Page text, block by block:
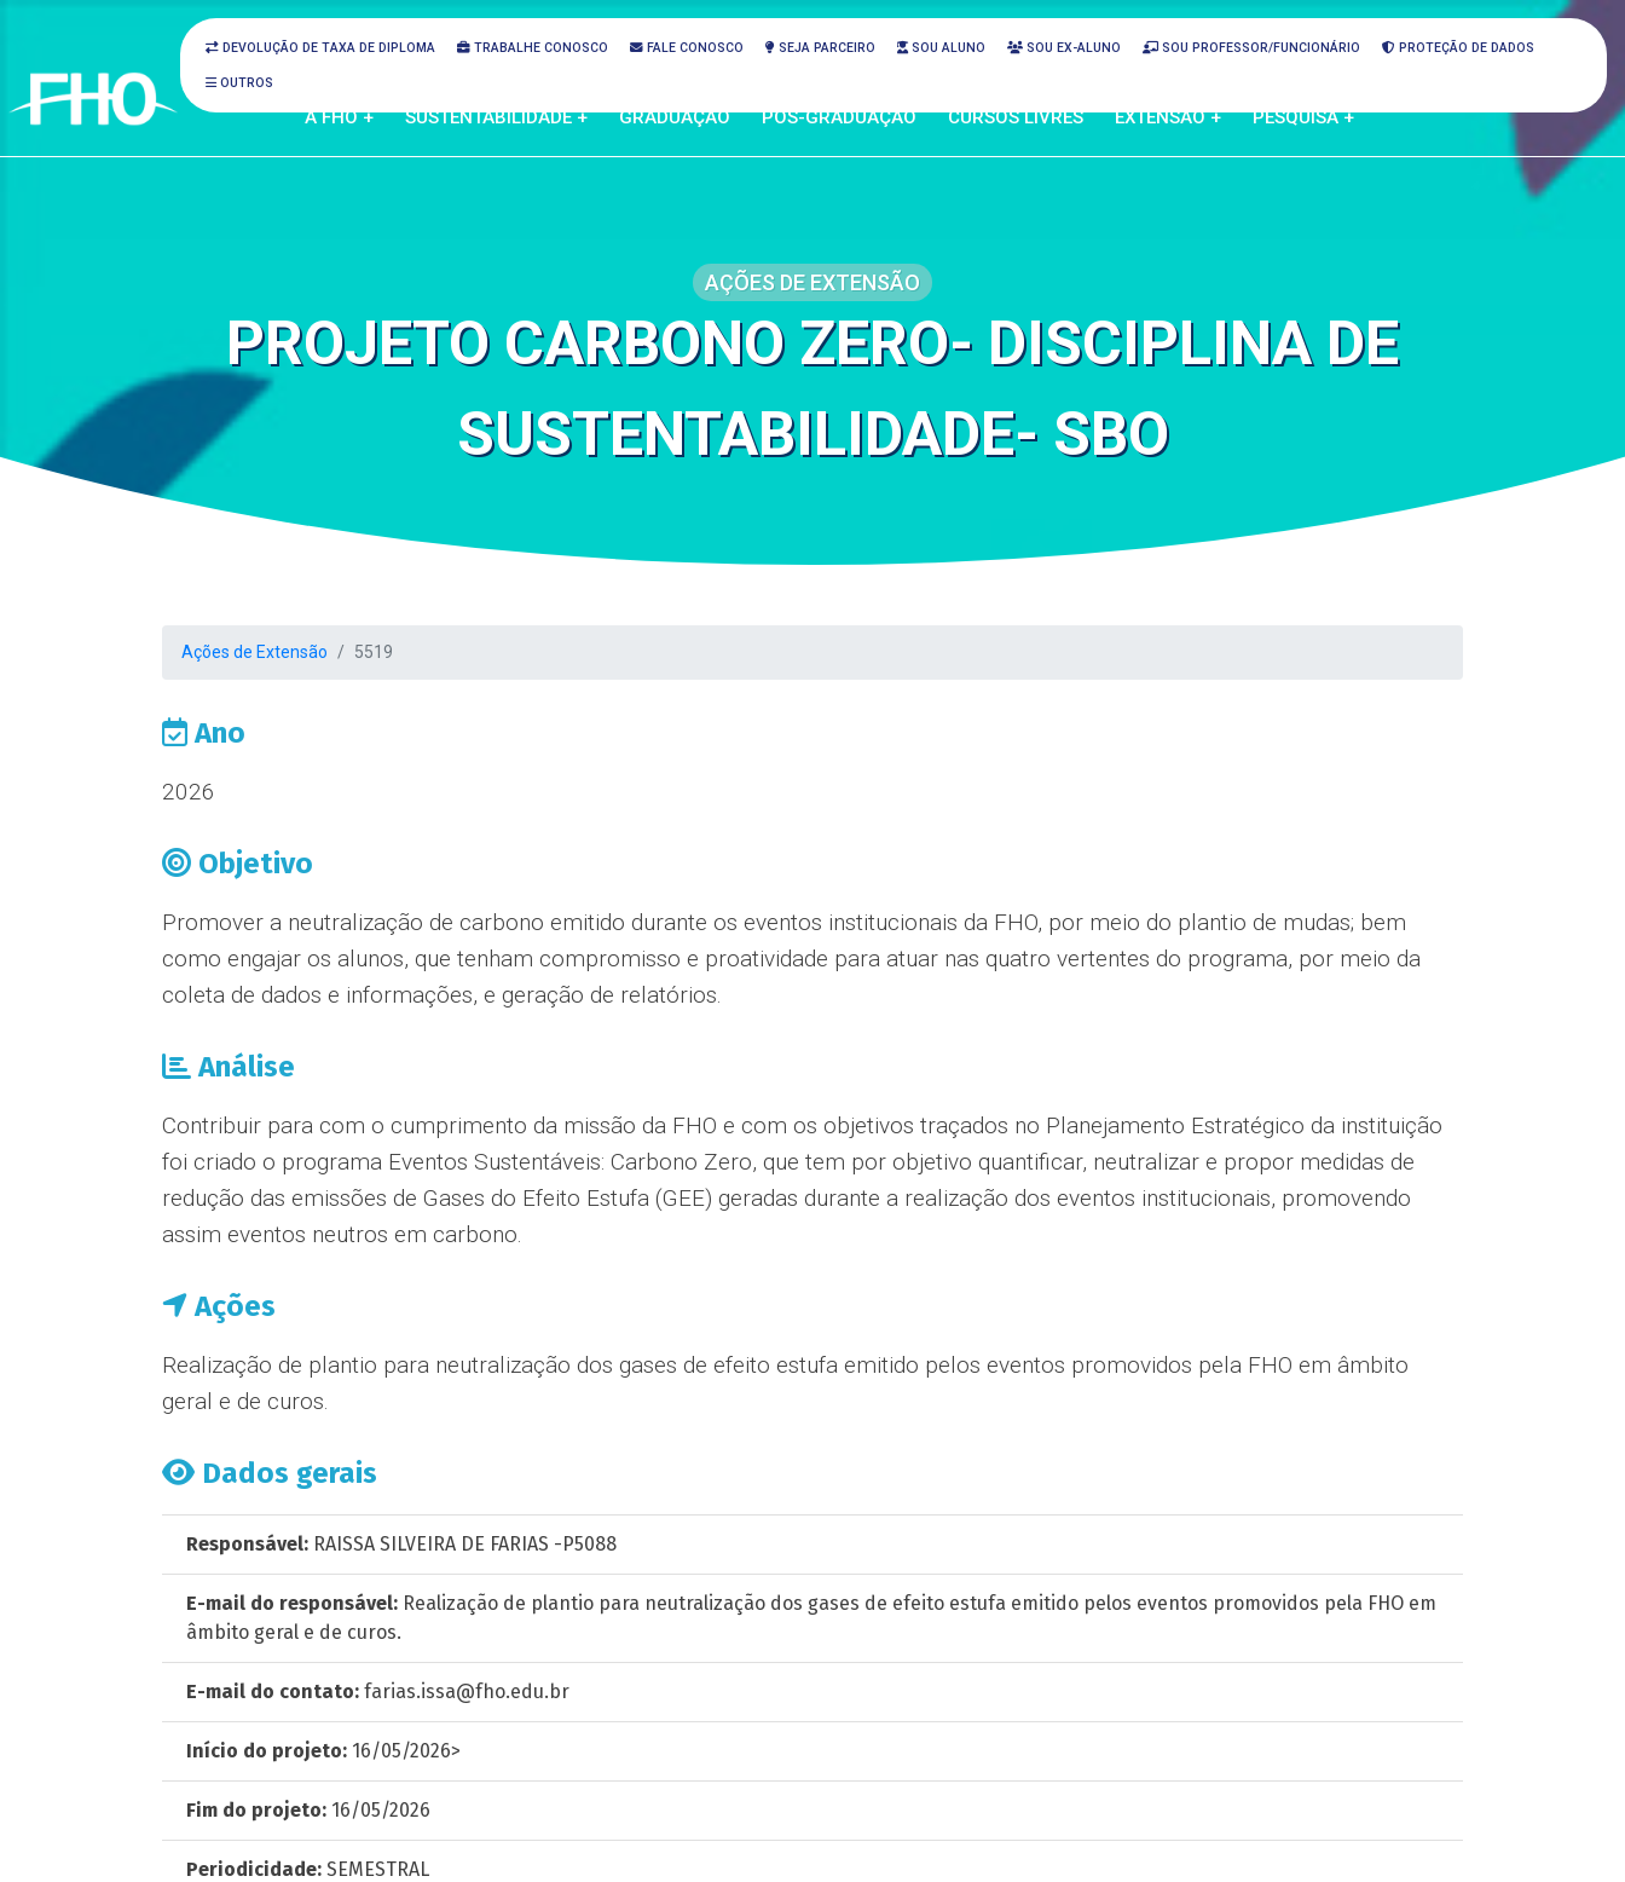
DEVOLUÇÃO DE TAXA DE DIPLOMA TRABALHE CONOSCO FALE CONOSCO SEJA PARCEIRO SOU ALUNO SOU EX-ALUNO SOU PROFESSOR/FUNCIONÁRIO PROTEÇÃO DE DADOS
OUTROS
A FHO + SUSTENTABILIDADE + GRADUAÇÃO PÓS-GRADUAÇÃO CURSOS LIVRES EXTENSÃO + PESQUISA +
AÇÕES DE EXTENSÃO
PROJETO CARBONO ZERO- DISCIPLINA DE
SUSTENTABILIDADE- SBO
Ações de Extensão 5519
Ano
2026
Objetivo
Promover a neutralização de carbono emitido durante os eventos institucionais da FHO, por meio do plantio de mudas; bem
como engajar os alunos, que tenham compromisso e proatividade para atuar nas quatro vertentes do programa, por meio da
coleta de dados e informações, e geração de relatórios.
Análise
Contribuir para com o cumprimento da missão da FHO e com os objetivos traçados no Planejamento Estratégico da instituição
foi criado o programa Eventos Sustentáveis: Carbono Zero, que tem por objetivo quantificar, neutralizar e propor medidas de
redução das emissões de Gases do Efeito Estufa (GEE) geradas durante a realização dos eventos institucionais, promovendo
assim eventos neutros em carbono.
Ações
Realização de plantio para neutralização dos gases de efeito estufa emitido pelos eventos promovidos pela FHO em âmbito
geral e de curos.
Dados gerais
Responsável: RAISSA SILVEIRA DE FARIAS -P5088
E-mail do responsável: Realização de plantio para neutralização dos gases de efeito estufa emitido pelos eventos promovidos pela FHO em
âmbito geral e de curos.
E-mail do contato: farias.issa@fho.edu.br
Início do projeto: 16/05/2026>
Fim do projeto: 16/05/2026
Periodicidade: SEMESTRAL